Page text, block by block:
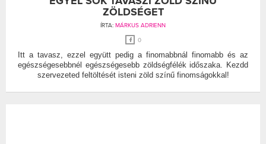
ZÖLDSÉGET
ÍRTA: MÁRKUS ADRIENN
0
Itt a tavasz, ezzel együtt pedig a finomabbnál finomabb és az
egészségesebbnél egészségesebb zöldségfélék időszaka. Kezdd
szervezeted feltöltését isteni zöld színű finomságokkal!